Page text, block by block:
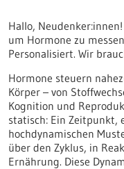
Hallo,
um Hormone zu
Personalisiert. Wir
Hormone steuern
Körper – von
Kognition und
statisch: Ein Zeitpunkt,
hochdynamischen
über den Zyklus, in
Ernährung. Diese